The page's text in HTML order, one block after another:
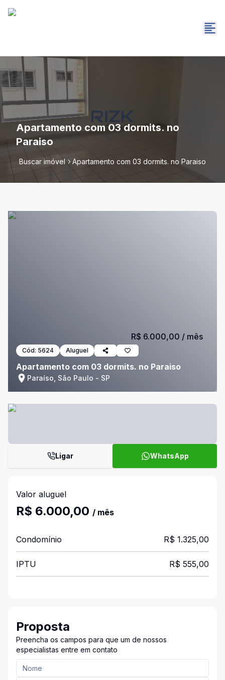
Apartamento com 03 dormits. no
Paraiso
Buscar imóvel Apartamento com 03 dormits. no Paraiso
Cód: 5624 Aluguel
Apartamento com 03 dormits. no Paraiso
Paraíso, São Paulo - SP
R$ 6.000,00 / mês
Ligar WhatsApp
Valor aluguel
R$ 6.000,00 / mês
Condomínio R$ 1.325,00
IPTU R$ 555,00
Proposta
Preencha os campos para que um de nossos
especialistas entre em contato